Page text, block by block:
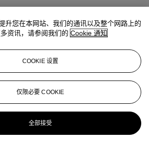
二十世纪艺术 (日间拍卖)
升您在本网站、我们的通讯以及整个网路上的
资讯，请参阅我们的 Cookie 通知
COOKIE 设置
仅限必要 COOKIE
全部接受